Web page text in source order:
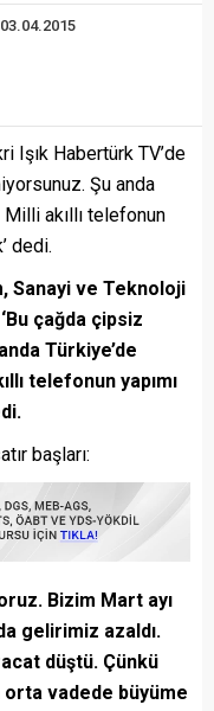
Işık Habertürk TV’de
Şu anda
akıllı telefonun
dedi.
Sanayi ve Teknoloji
çağda çipsiz
Türkiye’de
telefonun yapımı
başları:
Bizim Mart ayı
gelirimiz azaldı.
düştü. Çünkü
orta vadede büyüme